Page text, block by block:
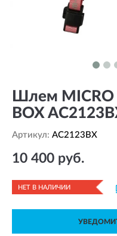
Шлем MICRO
BOX
Артикул: AC2123BX
10 400 руб.
НЕТ В НАЛИЧИИ